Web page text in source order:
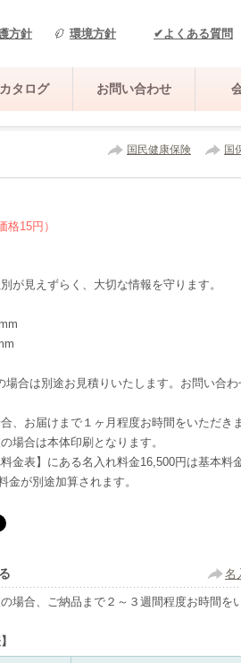
方針 環境方針 ✔よくある質問
タログ お問い合わせ
国民健康保険 国
格15円）
が見えずらく、大切な情報を守ります。
合は別途お見積りいたします。お問い合わ
、お届けまで１ヶ月程度お時間をいただきま
場合は本体印刷となります。
金表】にある名入れ料金16,500円は基本料
金が別途加算されます。
名
場合、ご納品まで２～３週間程度お時間を